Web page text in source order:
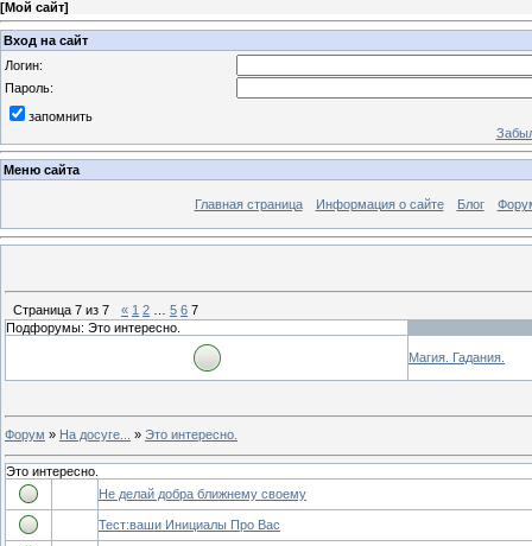
[Мой сайт]
Вход на сайт
Логин:
Пароль:
запомнить
Меню сайта
Главная страница Информация о сайте Блог
Страница 7 из 7 « 1 2 5 6 7
Подфорумы: Это интересно.
Магия. Гадания.
Форум » На досуге... » Это интересно.
Это интересно.
Не делай добра ближнему своему
Тест:ваши Инициалы Про Вас